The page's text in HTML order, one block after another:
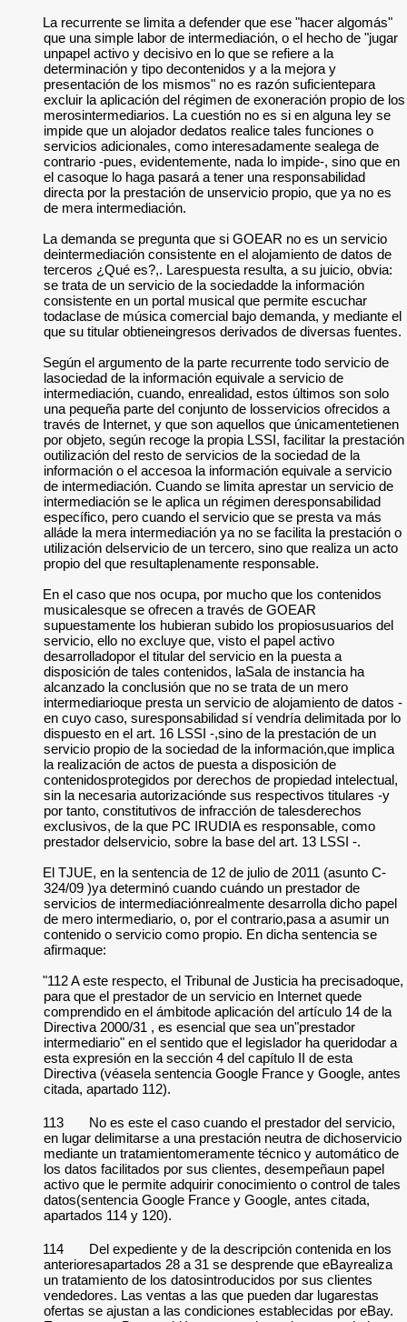
La recurrente se limita a defender que ese "hacer algomás"
que una simple labor de intermediación, o el hecho de "jugar
unpapel activo y decisivo en lo que se refiere a la
determinación y tipo decontenidos y a la mejora y
presentación de los mismos" no es razón suficientepara
excluir la aplicación del régimen de exoneración propio de los
merosintermediarios. La cuestión no es si en alguna ley se
impide que un alojador dedatos realice tales funciones o
servicios adicionales, como interesadamente sealega de
contrario -pues, evidentemente, nada lo impide-, sino que en
el casoque lo haga pasará a tener una responsabilidad
directa por la prestación de unservicio propio, que ya no es
de mera intermediación.
La demanda se pregunta que si GOEAR no es un servicio
deintermediación consistente en el alojamiento de datos de
terceros ¿Qué es?,. Larespuesta resulta, a su juicio, obvia:
se trata de un servicio de la sociedadde la información
consistente en un portal musical que permite escuchar
todaclase de música comercial bajo demanda, y mediante el
que su titular obtieneingresos derivados de diversas fuentes.
Según el argumento de la parte recurrente todo servicio de
lasociedad de la información equivale a servicio de
intermediación, cuando, enrealidad, estos últimos son solo
una pequeña parte del conjunto de losservicios ofrecidos a
través de Internet, y que son aquellos que únicamentetienen
por objeto, según recoge la propia LSSI, facilitar la prestación
outilización del resto de servicios de la sociedad de la
información o el accesoa la información equivale a servicio
de intermediación. Cuando se limita aprestar un servicio de
intermediación se le aplica un régimen deresponsabilidad
específico, pero cuando el servicio que se presta va más
alláde la mera intermediación ya no se facilita la prestación o
utilización delservicio de un tercero, sino que realiza un acto
propio del que resultaplenamente responsable.
En el caso que nos ocupa, por mucho que los contenidos
musicalesque se ofrecen a través de GOEAR
supuestamente los hubieran subido los propiosusuarios del
servicio, ello no excluye que, visto el papel activo
desarrolladopor el titular del servicio en la puesta a
disposición de tales contenidos, laSala de instancia ha
alcanzado la conclusión que no se trata de un mero
intermediarioque presta un servicio de alojamiento de datos -
en cuyo caso, suresponsabilidad sí vendría delimitada por lo
dispuesto en el art. 16 LSSI -,sino de la prestación de un
servicio propio de la sociedad de la información,que implica
la realización de actos de puesta a disposición de
contenidosprotegidos por derechos de propiedad intelectual,
sin la necesaria autorizaciónde sus respectivos titulares -y
por tanto, constitutivos de infracción de talesderechos
exclusivos, de la que PC IRUDIA es responsable, como
prestador delservicio, sobre la base del art. 13 LSSI -.
El TJUE, en la sentencia de 12 de julio de 2011 (asunto C-
324/09 )ya determinó cuando cuándo un prestador de
servicios de intermediaciónrealmente desarrolla dicho papel
de mero intermediario, o, por el contrario,pasa a asumir un
contenido o servicio como propio. En dicha sentencia se
afirmaque:
"112 A este respecto, el Tribunal de Justicia ha precisadoque,
para que el prestador de un servicio en Internet quede
comprendido en el ámbitode aplicación del artículo 14 de la
Directiva 2000/31 , es esencial que sea un"prestador
intermediario" en el sentido que el legislador ha queridodar a
esta expresión en la sección 4 del capítulo II de esta
Directiva (véasela sentencia Google France y Google, antes
citada, apartado 112).
113
No es este el caso cuando el prestador del servicio,
en lugar delimitarse a una prestación neutra de dichoservicio
mediante un tratamientomeramente técnico y automático de
los datos facilitados por sus clientes, desempeñaun papel
activo que le permite adquirir conocimiento o control de tales
datos(sentencia Google France y Google, antes citada,
apartados 114 y 120).
114
Del expediente y de la descripción contenida en los
anterioresapartados 28 a 31 se desprende que eBayrealiza
un tratamiento de los datosintroducidos por sus clientes
vendedores. Las ventas a las que pueden dar lugarestas
ofertas se ajustan a las condiciones establecidas por eBay.